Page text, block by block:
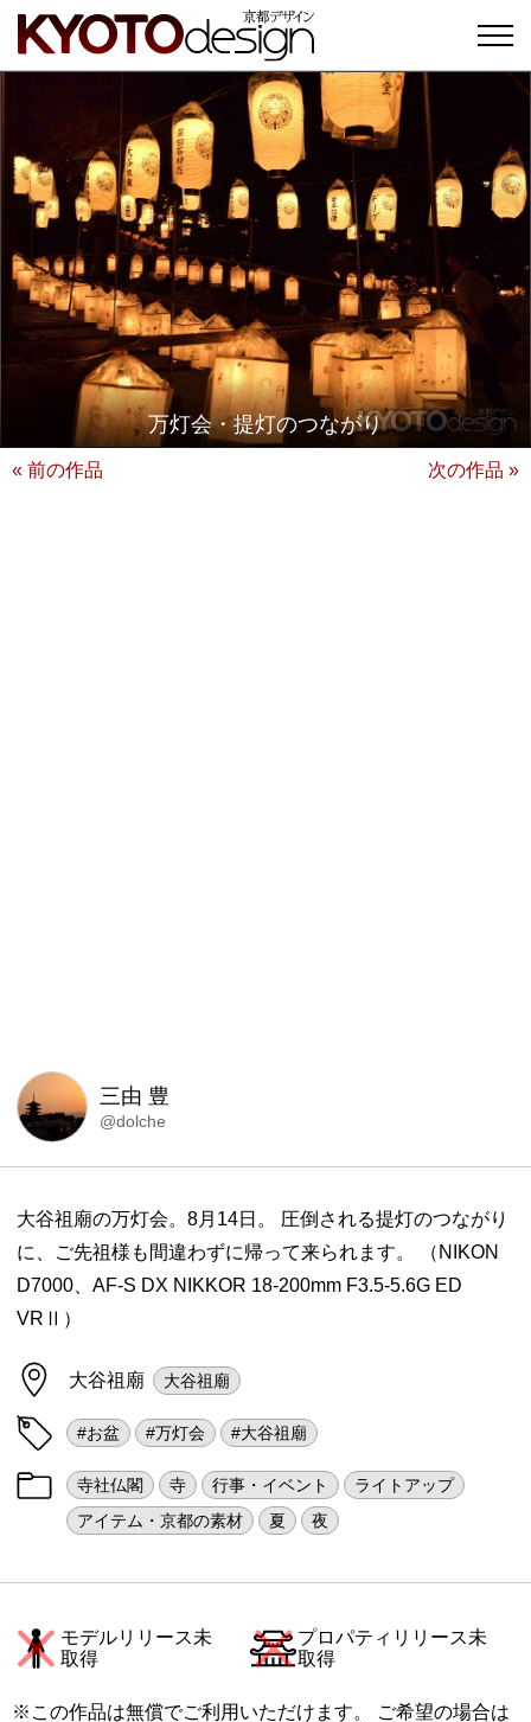
万灯会・提灯のつながり
« 前の作品 次の作品 »
三由 豊
@dolche
大谷祖廟の万灯会。8月14日。 圧倒される提灯のつながり
に、ご先祖様も間違わずに帰って来られます。 （NIKON
D7000、AF-S DX NIKKOR 18-200mm F3.5-5.6G ED
VRⅡ）
大谷祖廟 大谷祖廟
#お盆 #万灯会 #大谷祖廟
寺社仏閣 寺 行事・イベント
ライトアップ
アイテム・京都の素材
夏 夜
モデルリリース未
取得
プロパティリリース未
取得
※この作品は無償でご利用いただけます。 ご希望の場合は